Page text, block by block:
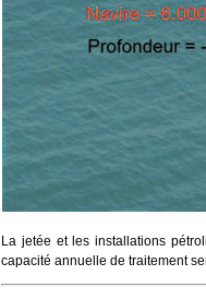
La jetée et les installations
capacité annuelle de traitement